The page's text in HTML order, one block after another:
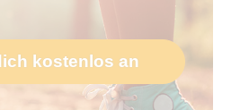
kostenlos an